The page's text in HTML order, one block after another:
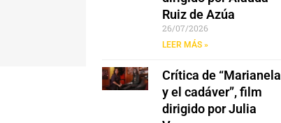
Ruiz de Azúa
26/07/2026
LEER MÁS »
Crítica de “Marianela
y el cadáver”, film
dirigido por Julia